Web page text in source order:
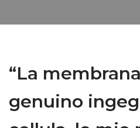
“La
genuino